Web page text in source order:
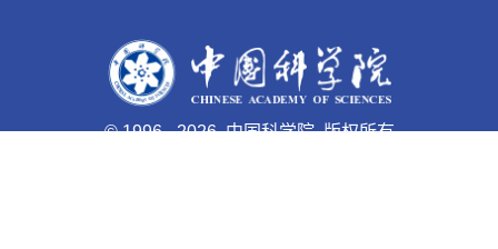
© 1996 -2026 中国科学院 版权所有